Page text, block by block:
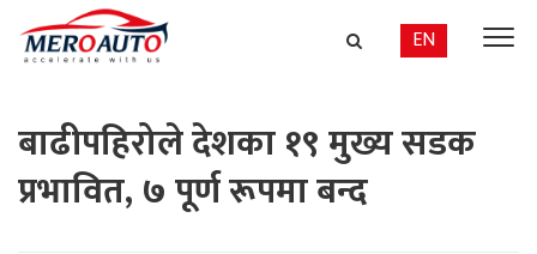
EN
बाढीपहिरोले देशका १९ मुख्य सडक
प्रभावित, ७ पूर्ण रूपमा बन्द